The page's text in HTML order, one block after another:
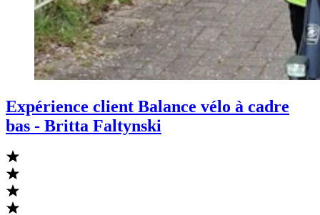
Expérience client Balance vélo à cadre
bas - Britta Faltynski